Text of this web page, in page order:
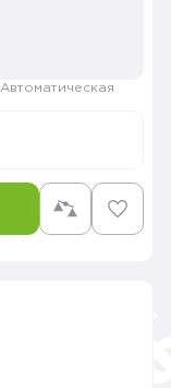
Автоматическая